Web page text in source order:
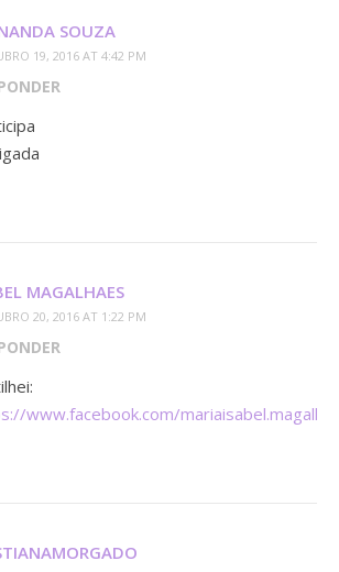
SOUZA
19, 2016 AT 4:42 PM
MAGALHAES
20, 2016 AT 1:22 PM
www.facebook.com/